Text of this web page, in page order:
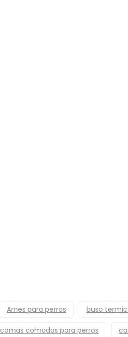
Arnes para perros buso
camas comodas para perros